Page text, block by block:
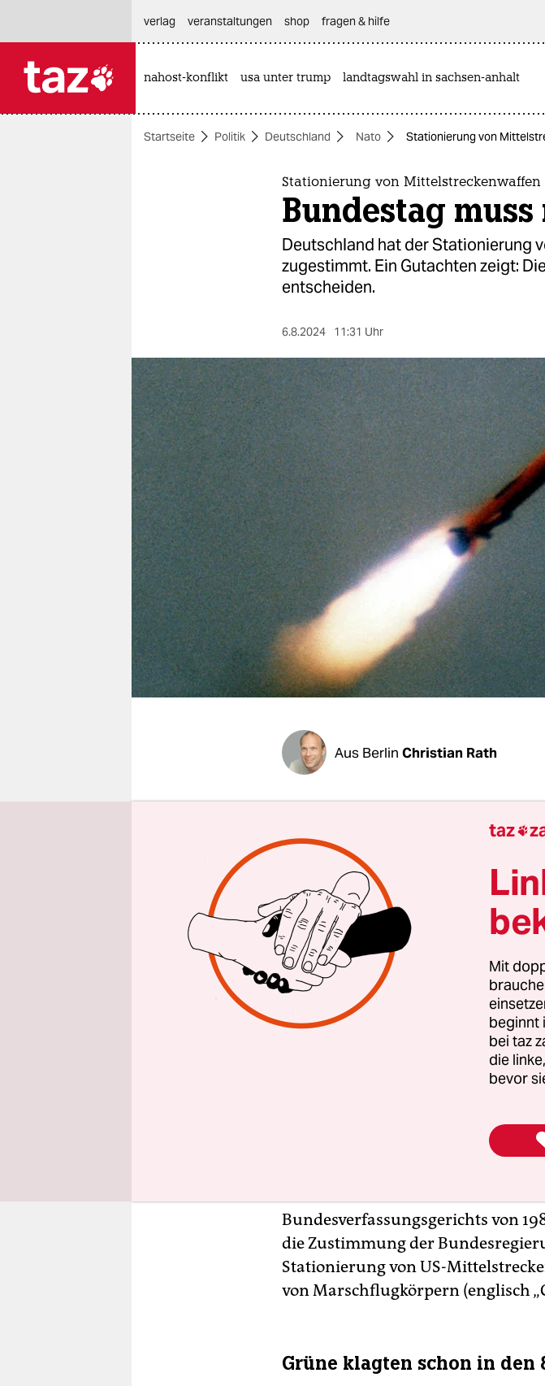
themen
berlin
nord
wahrheit
verlag
verlag
veranstaltungen
shop
fragen & hilfe
unterstützen
abo
genossenschaft
verlag
veranstaltungen shop fragen & hilfe
nahost-konflikt usa unter trump landtagswahl in sachsen-anhalt
Startseite Politik Deutschland Nato Stationierung von
Stationierung von Mittelstreckenwaffen
Bundestag
Deutschland hat der Stationierung
zugestimmt. Ein Gutachten zeigt:
entscheiden.
6.8.2024 11:31 Uhr
Aus Berlin Christian Rath
Der Bundestag muss der
Deutschland nicht zustimmen. Zu
Kurzgutachten des
wurde erstellt im Auftrag der
Cottar (Ex-AfD).Anlass des
der US-Regierung und der
sollen in Deutschland
Typ SM 6 sowie Tomahawk-
entwickelnde Hyperschallwaffen
soll Russland vor Angriffen auf
abschrecken.Das Vorgehen der
der SPD-Fraktion Kritik, zum
konnte, zum anderen weil die
nach Russland reichen,
Bundesverfassungsgerichts von
die Zustimmung der
Stationierung von US-
von Marschflugkörpern (englisch
Grüne klagten schon in den
taz 
Mit
beginnt
bei taz
die
bevor